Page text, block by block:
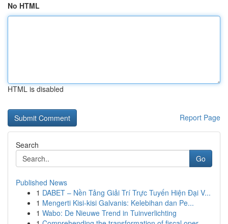
No HTML
HTML is disabled
Report Page
Search
Go
Published News
1 DABET – Nền Tảng Giải Trí Trực Tuyến Hiện Đại V...
1 Mengerti Kisi-kisi Galvanis: Kelebihan dan Pe...
1 Wabo: De Nieuwe Trend in Tuinverlichting